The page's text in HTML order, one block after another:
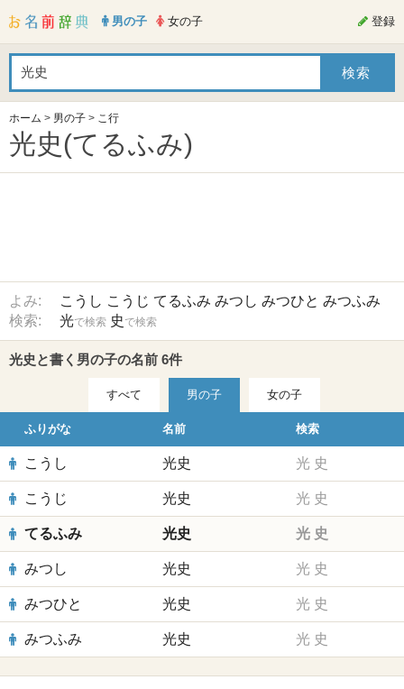
男の子 女の子 登録
ホーム > 男の子 > こ行
光史(てるふみ)
よみ: こうし こうじ てるふみ みつし みつひと みつふみ
検索:
光で検索 史 で検索
光史と書く男の子の名前 6件
すべて 男の子 女の子
ふりがな 名前 検索
こうし 光史 光 史
こうじ 光史 光 史
てるふみ 光史 光 史
みつし 光史 光 史
みつひと 光史 光 史
みつふみ 光史 光 史